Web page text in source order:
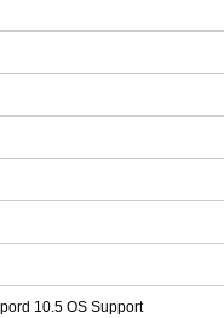
10.5 OS Support